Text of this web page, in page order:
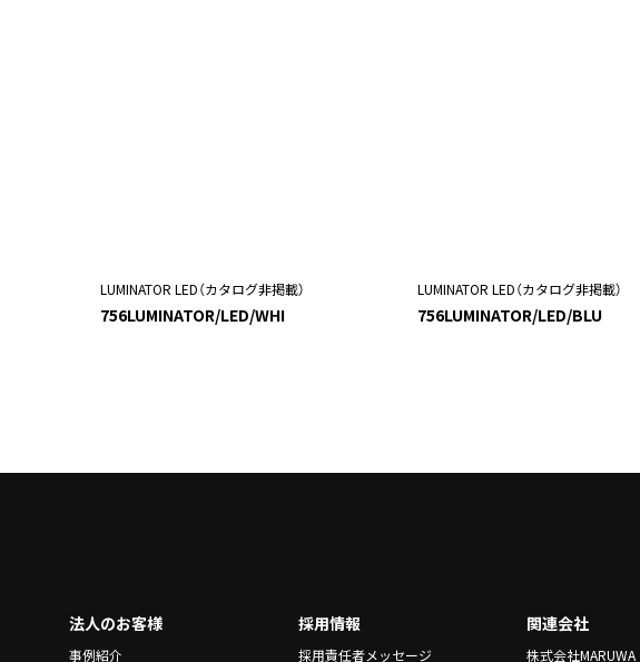
LUMINATOR LED（カタログ非掲載）
756LUMINATOR/LED/WHI
LUMINATOR LED（カタログ非掲載）
756LUMINATOR/LED/BLU
法人のお客様
事例紹介
採用情報
採用責任者メッセージ
関連会社
株式会社MARUWA